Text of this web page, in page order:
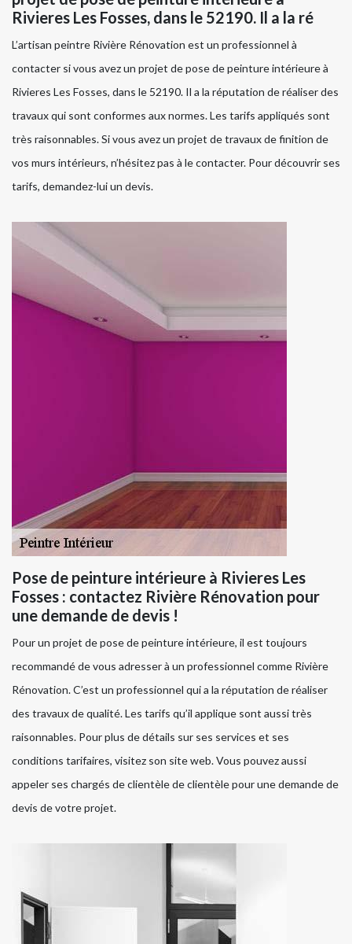
Rivieres Les Fosses, dans le 52190. Il a la ré
L’artisan peintre Rivière Rénovation est un professionnel à
contacter si vous avez un projet de pose de peinture intérieure à
Rivieres Les Fosses, dans le 52190. Il a la réputation de réaliser des
travaux qui sont conformes aux normes. Les tarifs appliqués sont
très raisonnables. Si vous avez un projet de travaux de finition de
vos murs intérieurs, n’hésitez pas à le contacter. Pour découvrir ses
tarifs, demandez-lui un devis.
Pose de peinture intérieure à Rivieres Les
Fosses : contactez Rivière Rénovation pour
une demande de devis !
Pour un projet de pose de peinture intérieure, il est toujours
recommandé de vous adresser à un professionnel comme Rivière
Rénovation. C’est un professionnel qui a la réputation de réaliser
des travaux de qualité. Les tarifs qu’il applique sont aussi très
raisonnables. Pour plus de détails sur ses services et ses
conditions tarifaires, visitez son site web. Vous pouvez aussi
appeler ses chargés de clientèle de clientèle pour une demande de
devis de votre projet.